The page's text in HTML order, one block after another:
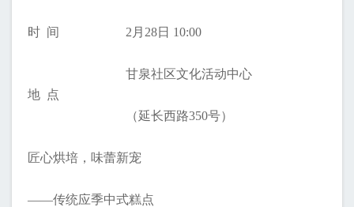
时 间 2月28日 10:00
地 点
甘泉社区文化活动中心
（延长西路350号）
匠心烘培，味蕾新宠
——传统应季中式糕点